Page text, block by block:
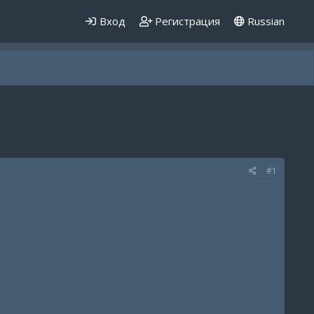
Вход Регистрация Russian
#1